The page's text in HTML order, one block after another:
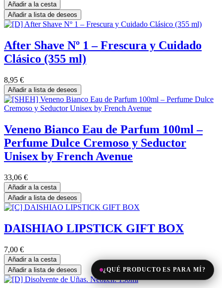
Añadir a la cesta
Añadir a lista de deseos
After Shave Nº 1 – Frescura y Cuidado
Clásico (355 ml)
8,95 €
Añadir a lista de deseos
Veneno Bianco Eau de Parfum 100ml –
Perfume Dulce Cremoso y Seductor
Unisex by French Avenue
33,06 €
Añadir a la cesta
Añadir a lista de deseos
DAISHIAO LIPSTICK GIFT BOX
7,00 €
Añadir a la cesta
Añadir a lista de deseos
¿QUÉ PRODUCTO ES PARA MÍ?